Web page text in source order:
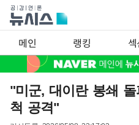
메인 랭킹
"미군, 대이란 봉쇄
척 공격"